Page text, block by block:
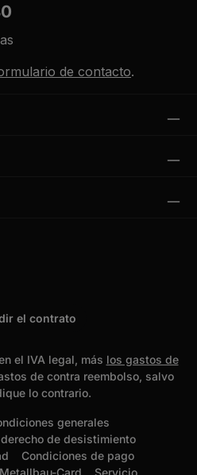
de contacto.
el contrato
el IVA legal, más los gastos de
de contra reembolso, salvo
lo contrario.
generales
de desistimiento
Condiciones de pago
Metallbau-Card Servicio